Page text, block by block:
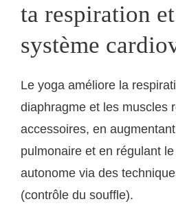
ta respiration
système
Le yoga améliore la
diaphragme et les muscles
accessoires, en
pulmonaire et en régulant
autonome via des
(contrôle du souffle).